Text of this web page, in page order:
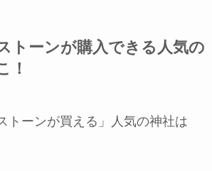
トーンが購入できる人気の
！
トーンが買える」⼈気の神社は